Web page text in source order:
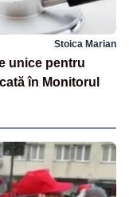
Stoica Marian
unice pentru
în Monitorul